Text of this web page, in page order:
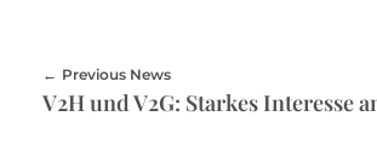
Previous News
V2H und V2G: Starkes Interesse